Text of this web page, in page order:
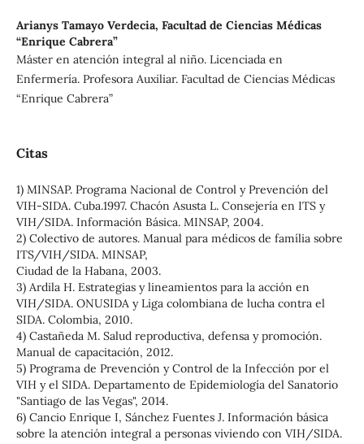
Arianys Tamayo Verdecia, Facultad de Ciencias Médicas
“Enrique Cabrera”
Máster en atención integral al niño. Licenciada en
Enfermería. Profesora Auxiliar. Facultad de Ciencias Médicas
“Enrique Cabrera”
Citas
1) MINSAP. Programa Nacional de Control y Prevención del
VIH-SIDA. Cuba.1997. Chacón Asusta L. Consejería en ITS y
VIH/SIDA. Información Básica. MINSAP, 2004.
2) Colectivo de autores. Manual para médicos de família sobre
ITS/VIH/SIDA. MINSAP,
Ciudad de la Habana, 2003.
3) Ardila H. Estrategias y lineamientos para la acción en
VIH/SIDA. ONUSIDA y Liga colombiana de lucha contra el
SIDA. Colombia, 2010.
4) Castañeda M. Salud reproductiva, defensa y promoción.
Manual de capacitación, 2012.
5) Programa de Prevención y Control de la Infección por el
VIH y el SIDA. Departamento de Epidemiología del Sanatorio
"Santiago de las Vegas", 2014.
6) Cancio Enrique I, Sánchez Fuentes J. Información básica
sobre la atención integral a personas viviendo con VIH/SIDA.